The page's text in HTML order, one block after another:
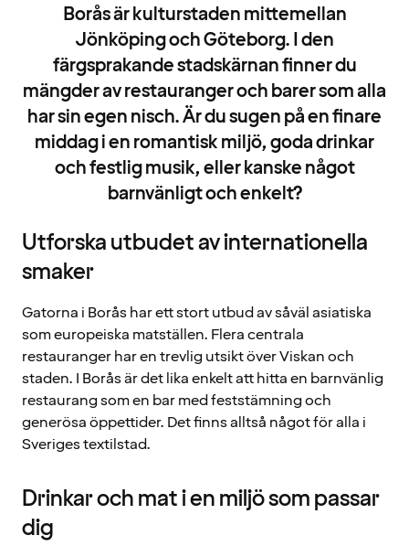
Borås är kulturstaden mittemellan
Jönköping och Göteborg. I den
färgsprakande stadskärnan finner du
mängder av restauranger och barer som alla
har sin egen nisch. Är du sugen på en finare
middag i en romantisk miljö, goda drinkar
och festlig musik, eller kanske något
barnvänligt och enkelt?
Utforska utbudet av internationella
smaker
Gatorna i Borås har ett stort utbud av såväl asiatiska
som europeiska matställen. Flera centrala
restauranger har en trevlig utsikt över Viskan och
staden. I Borås är det lika enkelt att hitta en barnvänlig
restaurang som en bar med feststämning och
generösa öppettider. Det finns alltså något för alla i
Sveriges textilstad.
Drinkar och mat i en miljö som passar
dig